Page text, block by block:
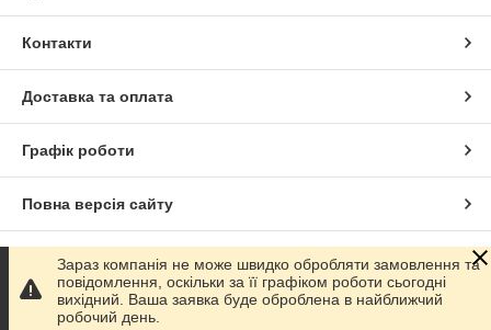
Контакти
Доставка та оплата
Графік роботи
Повна версія сайту
Сайт створено на маркетплейсіProm.ua
Політика конфіденційності
Зараз компанія не може швидко обробляти замовлення та
повідомлення, оскільки за її графіком роботи сьогодні
вихідний. Ваша заявка буде оброблена в найближчий
робочий день.